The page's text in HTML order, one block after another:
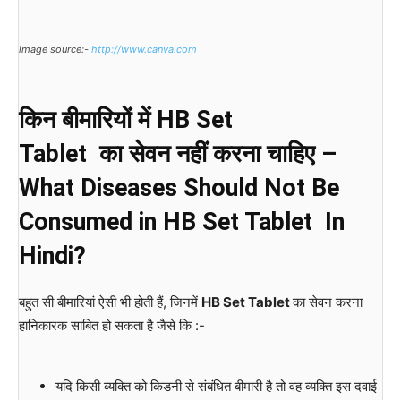
image source:- http://www.canva.com
किन बीमारियों में HB Set
Tablet का सेवन नहीं करना चाहिए –
What Diseases Should Not Be
Consumed in HB Set Tablet In
Hindi?
बहुत सी बीमारियां ऐसी भी होती हैं, जिनमें HB Set Tabletका सेवन करना
हानिकारक साबित हो सकता है जैसे कि :-
यदि किसी व्यक्ति को किडनी से संबंधित बीमारी है तो वह व्यक्ति इस दवाई